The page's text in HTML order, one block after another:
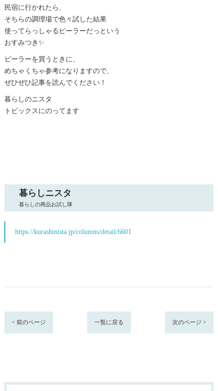
民宿に行かれたら、
そちらの調理場で色々試した結果
使ってらっしゃるピーラーだっという
おすみつき✨
ピーラーを買うときに、
めちゃくちゃ参考になりますので、
ぜひぜひ記事を読んでください！
暮らしのニスタ
トピックスにのってます
暮らしニスタ
暮らしの商品お試し隊
https://kurashinista.jp/columns/detail/6601
< 前のページ 一覧に戻る 次のページ >